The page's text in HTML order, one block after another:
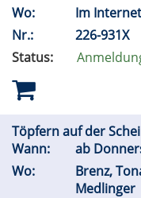
Wo:
Im
Nr.:
226-931X
Status:
Töpfern auf der
Wann:
ab
Wo:
Brenz,
Medlinger